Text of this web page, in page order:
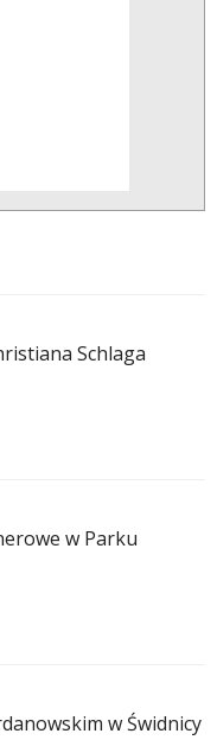
Schlaga
w Parku
w Świdnicy